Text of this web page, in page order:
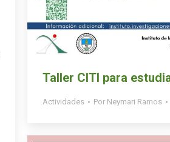
Taller CITI para
Actividades Por Neymari Ramos